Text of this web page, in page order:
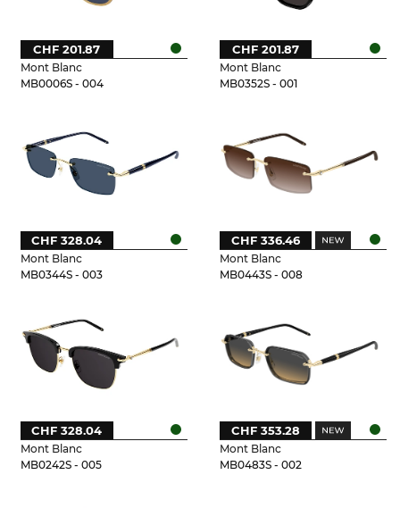
Mont Blanc
MB0006S - 004
CHF 201.87
Mont Blanc
MB0352S - 001
CHF 201.87
Mont Blanc
MB0344S - 003
CHF 328.04
Mont Blanc
MB0443S - 008
CHF 336.46
Mont Blanc
MB0242S - 005
CHF 328.04
Mont Blanc
MB0483S - 002
CHF 353.28